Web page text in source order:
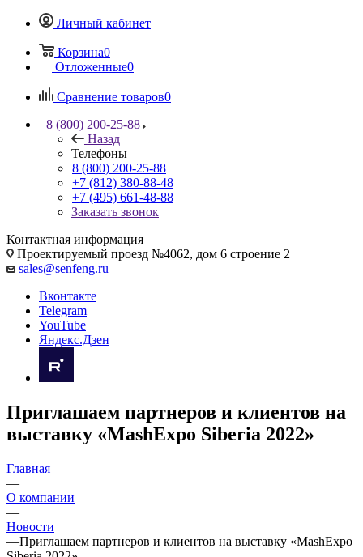
Личный кабинет
Корзина0
Отложенные0
Сравнение товаров0
8 (800) 200-25-88
Назад
Телефоны
8 (800) 200-25-88
+7 (812) 380-88-48
+7 (495) 661-48-88
Заказать звонок
Контактная информация
Проектируемый проезд №4062, дом 6 строение 2
sales@senfeng.ru
Вконтакте
Telegram
YouTube
Яндекс.Дзен
Приглашаем партнеров и клиентов на
выставку «MashExpo Siberia 2022»
Главная
—
О компании
—
Новости
—Приглашаем партнеров и клиентов на выставку «MashExpo